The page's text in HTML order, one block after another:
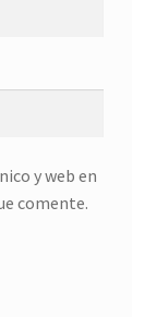
y web en
comente.